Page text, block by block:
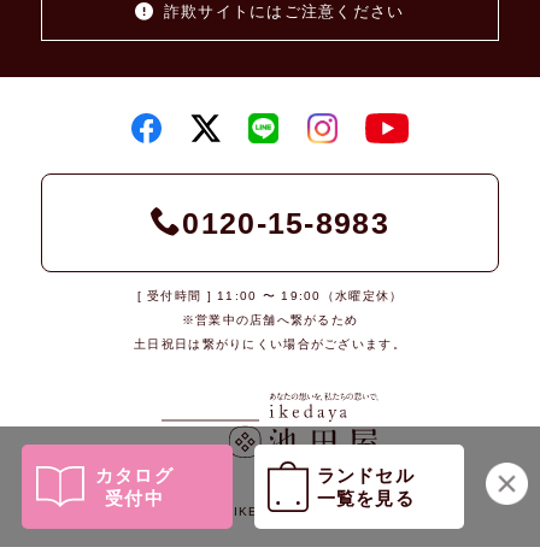
カタログ
受付中
ランドセル
一覧を見る
詐欺サイトにはご注意ください
0120-15-8983
[ 受付時間 ] 11:00 〜 19:00（水曜定休）
※営業中の店舗へ繋がるため
土日祝日は繋がりにくい場合がございます。
© 2026 IKEDAYA Co., Ltd.